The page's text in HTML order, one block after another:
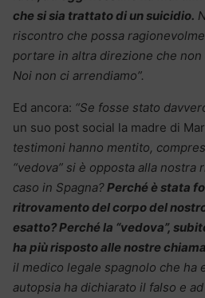
che si sia trattato di un suicidio.
riscontro che possa
portare in altra direzione che
Noi non ci arrendiamo”.
Ed ancora: “Se fosse stato
un suo post social la madre di
testimoni hanno mentito,
“vedova” si è opposta alla
caso in Spagna?Perché è stata
ritrovamento del corpo del
esatto? Perché la “vedova”,
ha più risposto alle nostre
il medico legale spagnolo che ha
autopsia ha dichiarato il falso e